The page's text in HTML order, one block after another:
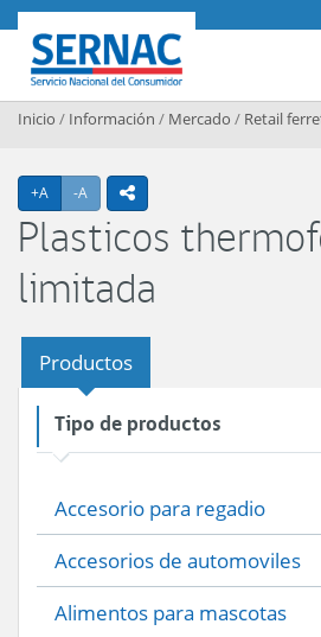
Contenido principal
SERNAC
Inicio / Información / Mercado / Retail
+A Agrandar texto
-A Achicar textoicono compartir
Plasticos
limitada
Productos
Tipo de productos
Accesorio para regadio
Accesorios de automoviles
Alimentos para mascotas